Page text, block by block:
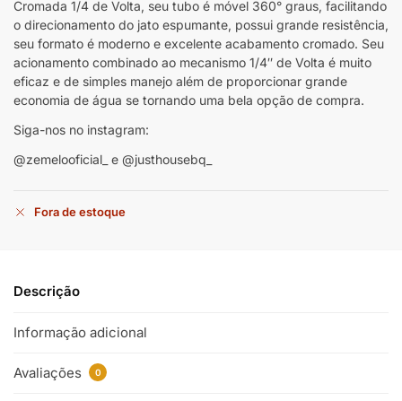
Cromada 1/4 de Volta, seu tubo é móvel 360° graus, facilitando
o direcionamento do jato espumante, possui grande resistência,
seu formato é moderno e excelente acabamento cromado. Seu
acionamento combinado ao mecanismo 1/4″ de Volta é muito
eficaz e de simples manejo além de proporcionar grande
economia de água se tornando uma bela opção de compra.
Siga-nos no instagram:
@zemelooficial_ e @justhousebq_
Fora de estoque
Descrição
Informação adicional
Avaliações 0